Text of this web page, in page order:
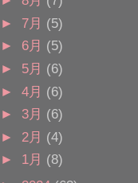
► 7月 (5)
► 6月 (5)
► 5月 (6)
► 4月 (6)
► 3月 (6)
► 2月 (4)
► 1月 (8)